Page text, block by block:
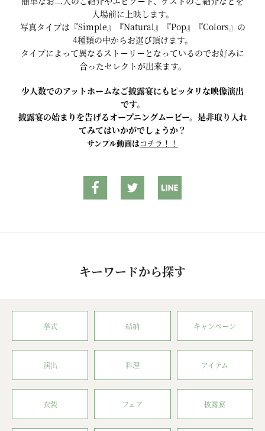
入場前に上映します。
写真タイプは『Simple』『Natural』『Pop』『Colors』の
4種類の中からお選び頂けます。
タイプによって異なるストーリーとなっているのでお好みに
合ったセレクトが出来ます。
少人数でのアットホームなご披露宴にもピッタリな映像演出
です。
披露宴の始まりを告げるオープニングムービー。是非取り入れ
てみてはいかがでしょうか？
サンプル動画はコチラ！！
キーワードから探す
挙式 結納 キャンペーン
演出 料理 アイテム
衣装 フェア 披露宴